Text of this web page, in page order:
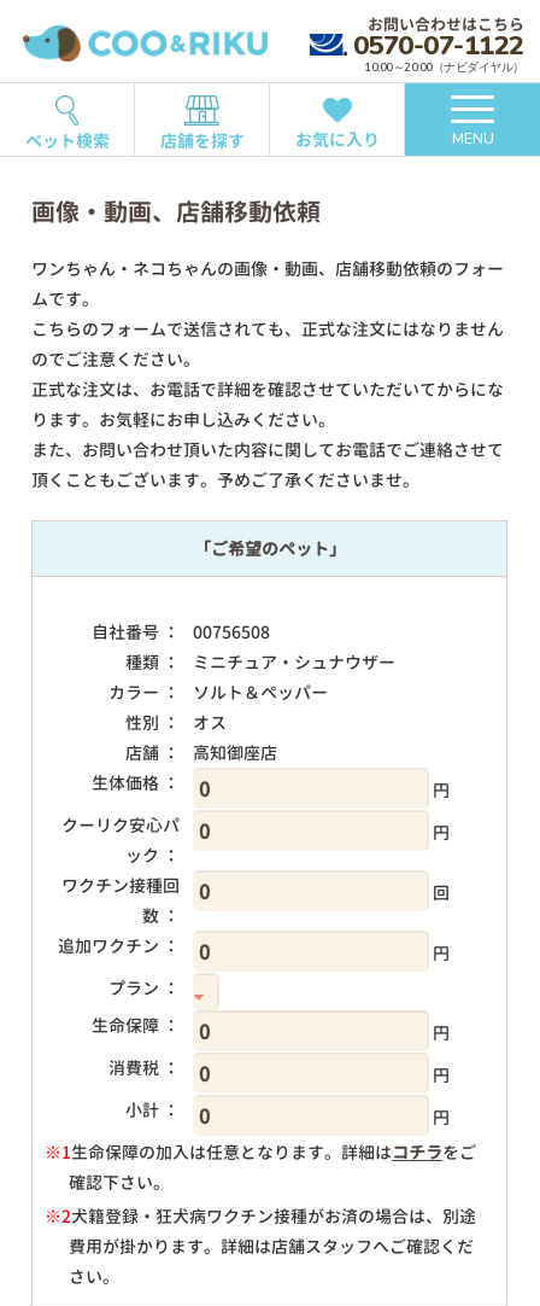
お問い合わせはこちら
0570-07-1122
10:00～20:00（ナビダイヤル）
ペット検索 店舗を探す お気に入り MENU
画像・動画、店舗移動依頼
ワンちゃん・ネコちゃんの画像・動画、店舗移動依頼のフォー
ムです。
こちらのフォームで送信されても、正式な注文にはなりません
のでご注意ください。
正式な注文は、お電話で詳細を確認させていただいてからにな
ります。お気軽にお申し込みください。
また、お問い合わせ頂いた内容に関してお電話でご連絡させて
頂くこともございます。予めご了承くださいませ。
「ご希望のペット」
自社番号 ：
00756508
種類 ：
ミニチュア・シュナウザー
カラー ：
ソルト＆ペッパー
性別 ：
オス
店舗 ：
高知御座店
生体価格 ：
円
クーリク安心パ
ック ：
円
ワクチン接種回
数 ：
回
追加ワクチン ：
円
プラン ：
生命保障 ：
円
消費税 ：
円
小計 ：
円
※1生命保障の加入は任意となります。詳細はコチラをご
確認下さい。
※2犬籍登録・狂犬病ワクチン接種がお済の場合は、別途
費用が掛かります。詳細は店舗スタッフへご確認くだ
さい。